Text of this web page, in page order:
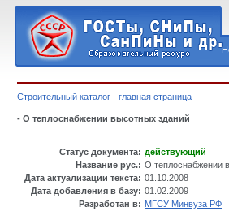
Строительный каталог - главная страница
- О теплоснабжении высотных зданий
Статус документа: действующий
Название рус.: О теплоснабжении
Дата актуализации текста: 01.10.2008
Дата добавления в базу: 01.02.2009
Разработан в: МГСУ Минвуза РФ